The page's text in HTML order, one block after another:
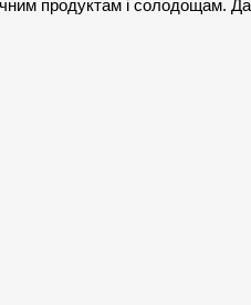
продуктам і солодощам.